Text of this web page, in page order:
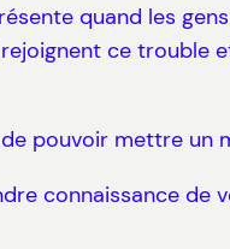
quand les
ce trouble
pouvoir mettre un
connaissance de